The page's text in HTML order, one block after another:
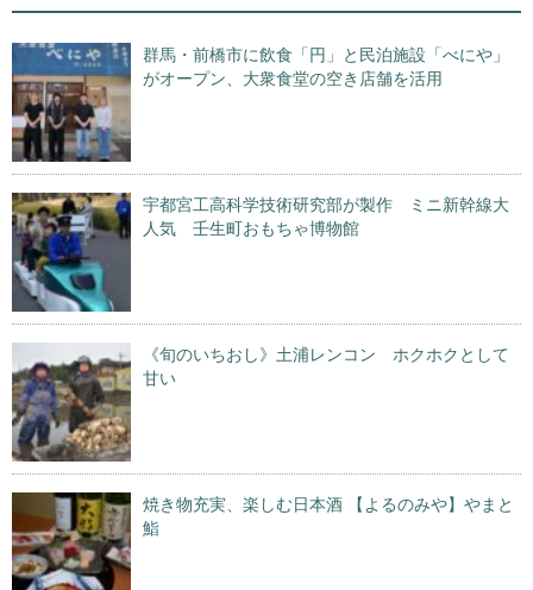
群馬・前橋市に飲食「円」と民泊施設「べにや」
がオープン、大衆食堂の空き店舗を活用
宇都宮工高科学技術研究部が製作 ミニ新幹線大
人気 壬生町おもちゃ博物館
《旬のいちおし》土浦レンコン ホクホクとして
甘い
焼き物充実、楽しむ日本酒 【よるのみや】やまと
鮨